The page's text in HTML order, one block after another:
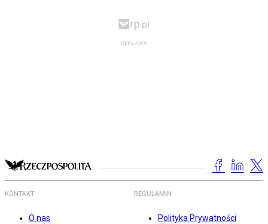
KONTAKT
O nas
REGULAMIN
Polityka Prywatności